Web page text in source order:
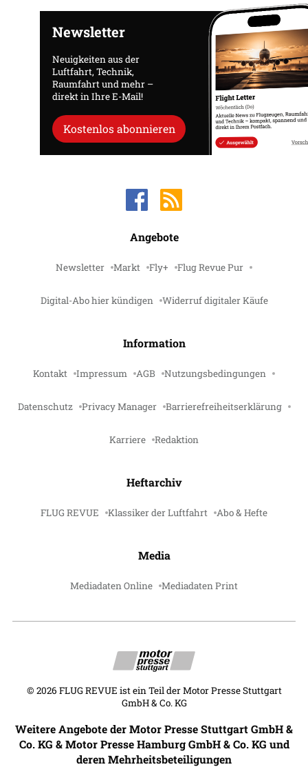
Newsletter
Neuigkeiten aus der
Luftfahrt, Technik,
Raumfahrt und mehr –
direkt in Ihre E-Mail!
Kostenlos abonnieren
Angebote
Newsletter Markt Fly+ Flug Revue Pur
Digital-Abo hier kündigen Widerruf digitaler Käufe
Information
Kontakt Impressum AGB Nutzungsbedingungen
Datenschutz Privacy Manager Barrierefreiheitserklärung
Karriere Redaktion
Heftarchiv
FLUG REVUE Klassiker der Luftfahrt Abo & Hefte
Media
Mediadaten Online Mediadaten Print
© 2026 FLUG REVUE ist ein Teil der Motor Presse Stuttgart
GmbH & Co. KG
Weitere Angebote der Motor Presse Stuttgart GmbH &
Co. KG & Motor Presse Hamburg GmbH & Co. KG und
deren Mehrheitsbeteiligungen